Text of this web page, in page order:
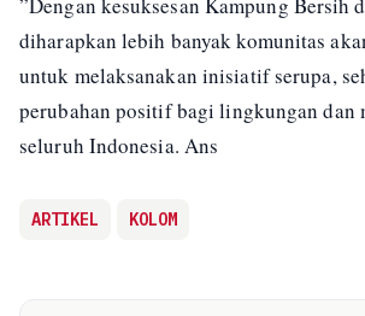
”Dengan kesuksesan Kampung Bersih
diharapkan lebih banyak komunitas
untuk melaksanakan inisiatif serupa,
perubahan positif bagi lingkungan dan
seluruh Indonesia. Ans
ARTIKEL KOLOM